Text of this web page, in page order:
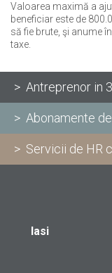
Valoarea maximă a
beneficiar este de
să fie brute, şi anume
taxe.
> Antreprenor in
> Abonamente
> Servicii de HR
Iasi